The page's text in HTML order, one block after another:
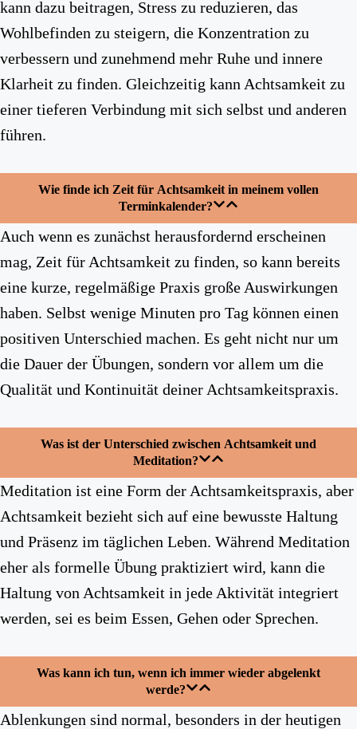
kann dazu beitragen, Stress zu reduzieren, das
Wohlbefinden zu steigern, die Konzentration zu
verbessern und zunehmend mehr Ruhe und innere
Klarheit zu finden. Gleichzeitig kann Achtsamkeit zu
einer tieferen Verbindung mit sich selbst und anderen
führen.
Wie finde ich Zeit für Achtsamkeit in meinem vollen
Terminkalender?
Auch wenn es zunächst herausfordernd erscheinen
mag, Zeit für Achtsamkeit zu finden, so kann bereits
eine kurze, regelmäßige Praxis große Auswirkungen
haben. Selbst wenige Minuten pro Tag können einen
positiven Unterschied machen. Es geht nicht nur um
die Dauer der Übungen, sondern vor allem um die
Qualität und Kontinuität deiner Achtsamkeitspraxis.
Was ist der Unterschied zwischen Achtsamkeit und
Meditation?
Meditation ist eine Form der Achtsamkeitspraxis, aber
Achtsamkeit bezieht sich auf eine bewusste Haltung
und Präsenz im täglichen Leben. Während Meditation
eher als formelle Übung praktiziert wird, kann die
Haltung von Achtsamkeit in jede Aktivität integriert
werden, sei es beim Essen, Gehen oder Sprechen.
Was kann ich tun, wenn ich immer wieder abgelenkt
werde?
Ablenkungen sind normal, besonders in der heutigen